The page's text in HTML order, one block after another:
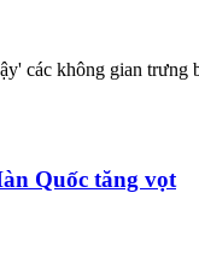
các không gian
Quốc tăng vọt